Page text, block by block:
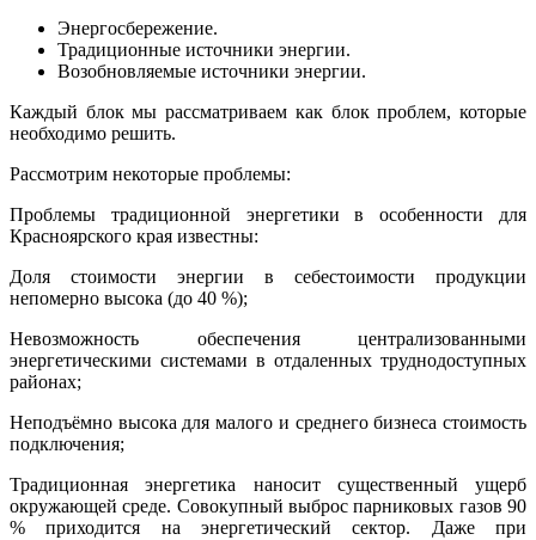
Энергосбережение.
Традиционные источники энергии.
Возобновляемые источники энергии.
Каждый блок мы рассматриваем как блок проблем, которые
необходимо решить.
Рассмотрим некоторые проблемы:
Проблемы традиционной энергетики в особенности для
Красноярского края известны:
Доля стоимости энергии в себестоимости продукции
непомерно высока (до 40 %);
Невозможность обеспечения централизованными
энергетическими системами в отдаленных труднодоступных
районах;
Неподъёмно высока для малого и среднего бизнеса стоимость
подключения;
Традиционная энергетика наносит существенный ущерб
окружающей среде. Совокупный выброс парниковых газов 90
% приходится на энергетический сектор. Даже при